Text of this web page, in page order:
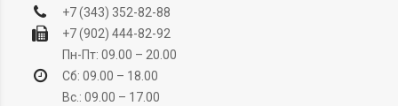
+7 (343) 352-82-88
+7 (902) 444-82-92
Пн-Пт: 09.00 – 20.00
Сб: 09.00 – 18.00
Вс.: 09.00 – 17.00